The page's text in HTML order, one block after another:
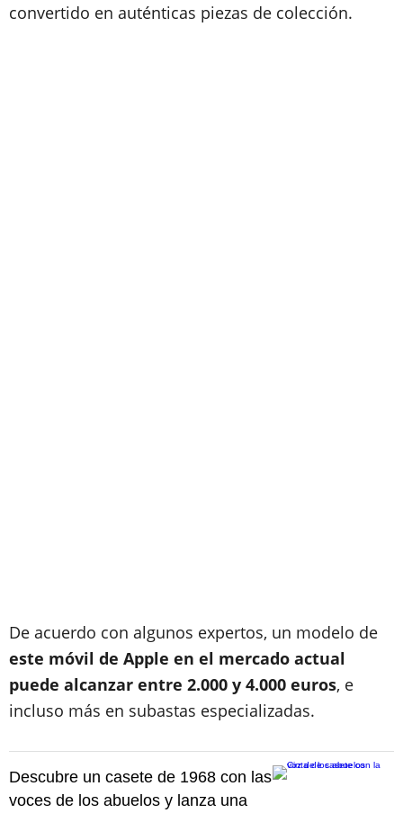
convertido en auténticas piezas de colección.
De acuerdo con algunos expertos, un modelo de
este móvil de Apple en el mercado actual
puede alcanzar entre 2.000 y 4.000 euros, e
incluso más en subastas especializadas.
Descubre un casete de 1968 con las
voces de los abuelos y lanza una